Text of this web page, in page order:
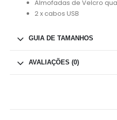
Almofadas de Velcro
2 x cabos USB
GUIA DE TAMANHOS
AVALIAÇÕES (0)